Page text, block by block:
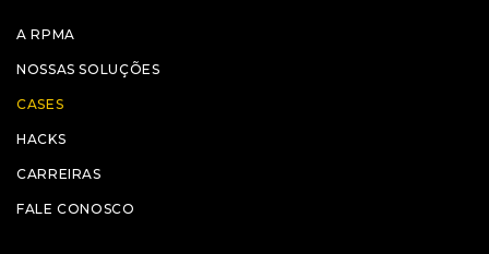
A RPMA
NOSSAS SOLUÇÕES
CASES
HACKS
CARREIRAS
FALE CONOSCO